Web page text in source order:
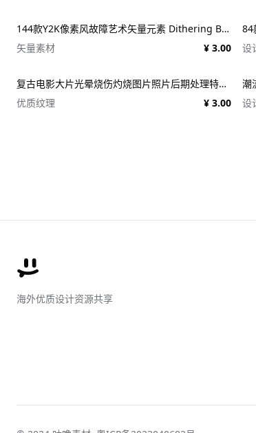
144款Y2K像素风故障艺术矢量元素 Dithering Bitmap Vector Shapes Collection
矢量素材
¥ 3.00
84
设
复古电影大片光晕烧伤灼烧图片照片后期处理特效PSD样机 Light Leaks Overlays Template
优质纹理
¥ 3.00
设
海外优质设计资源共享